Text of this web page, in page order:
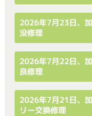
2026年7月23日、
没修理
2026年7月22日、
良修理
2026年7月21日、
リー交換修理